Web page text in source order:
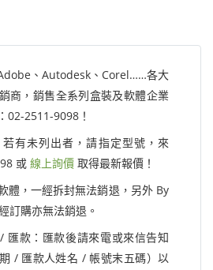
、Autodesk、Corel……各大
商，銷售全系列盒裝及軟體企業
02-2511-9098！
有未列出者，請指定型號，來
或 線上詢價 取得最新報價！
體，一經拆封無法銷退，另外 By
訂購亦無法銷退。
匯款：匯款後請來電或來信告知
/ 匯款人姓名 / 帳號末五碼）以